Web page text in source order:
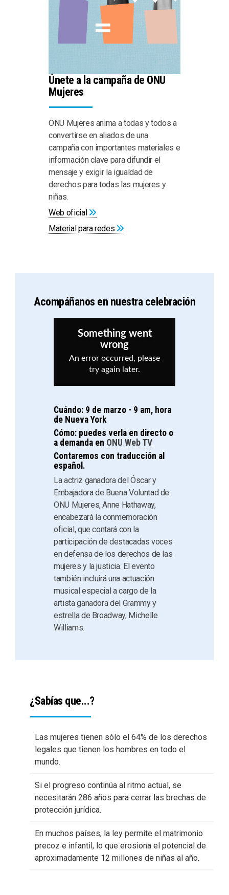
Únete a la campaña de ONU
Mujeres
ONU Mujeres anima a todas y todos a
convertirse en aliados de una
campaña con importantes materiales e
información clave para difundir el
mensaje y exigir la igualdad de
derechos para todas las mujeres y
niñas.
Web oficial
Material para redes
Acompáñanos en nuestra celebración
Cuándo: 9 de marzo - 9 am, hora
de Nueva York
Cómo: puedes verla en directo o
a demanda en ONU Web TV
Contaremos con traducción al
español.
La actriz ganadora del Óscar y
Embajadora de Buena Voluntad de
ONU Mujeres, Anne Hathaway,
encabezará la conmemoración
oficial, que contará con la
participación de destacadas voces
en defensa de los derechos de las
mujeres y la justicia. El evento
también incluirá una actuación
musical especial a cargo de la
artista ganadora del Grammy y
estrella de Broadway, Michelle
Williams.
¿Sabías que...?
Las mujeres tienen sólo el 64% de los derechos
legales que tienen los hombres en todo el
mundo.
Si el progreso continúa al ritmo actual, se
necesitarán 286 años para cerrar las brechas de
protección jurídica.
En muchos países, la ley permite el matrimonio
precoz e infantil, lo que erosiona el potencial de
aproximadamente 12 millones de niñas al año.